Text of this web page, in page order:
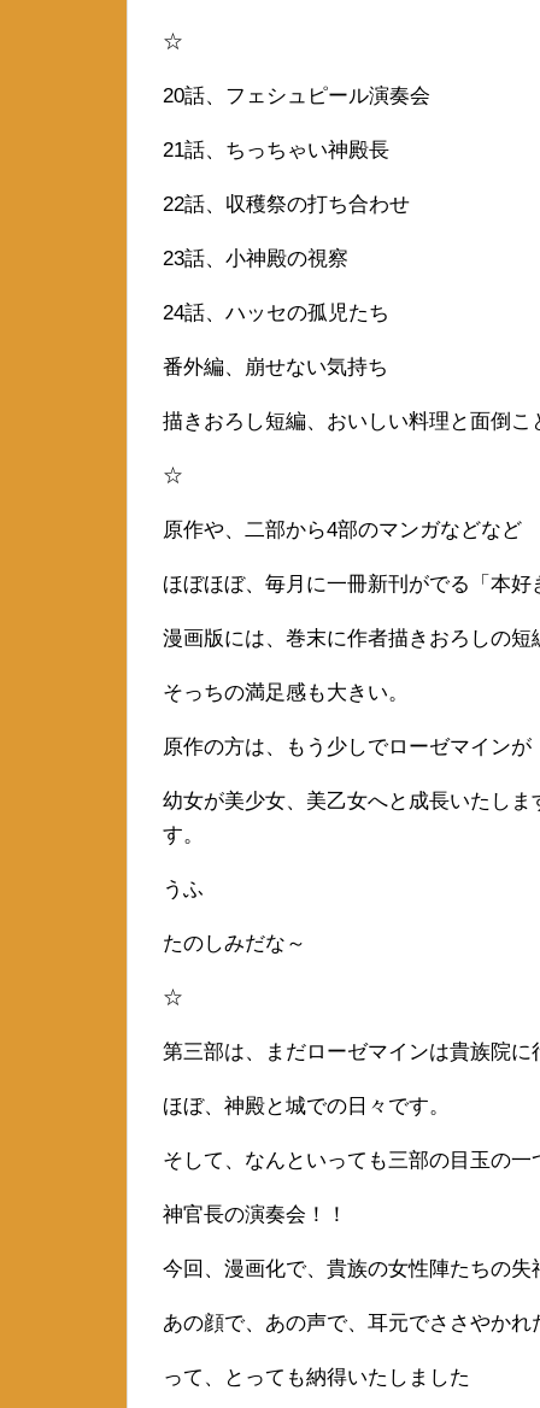
☆
20話、フェシュピール演奏会
21話、ちっちゃい神殿長
22話、収穫祭の打ち合わせ
23話、小神殿の視察
24話、ハッセの孤児たち
番外編、崩せない気持ち
描きおろし短編、おいしい料理と面倒こ
☆
原作や、二部から4部のマンガなどなど
ほぼほぼ、毎月に一冊新刊がでる「本好
漫画版には、巻末に作者描きおろしの短
そっちの満足感も大きい。
原作の方は、もう少しでローゼマイン
幼女が美少女、美乙女へと成長いたし
す。
うふ
たのしみだな～
☆
第三部は、まだローゼマインは貴族院に
ほぼ、神殿と城での日々です。
そして、なんといっても三部の目玉の一
神官長の演奏会！！
今回、漫画化で、貴族の女性陣たちの失
あの顔で、あの声で、耳元でささやか
って、とっても納得いたしました